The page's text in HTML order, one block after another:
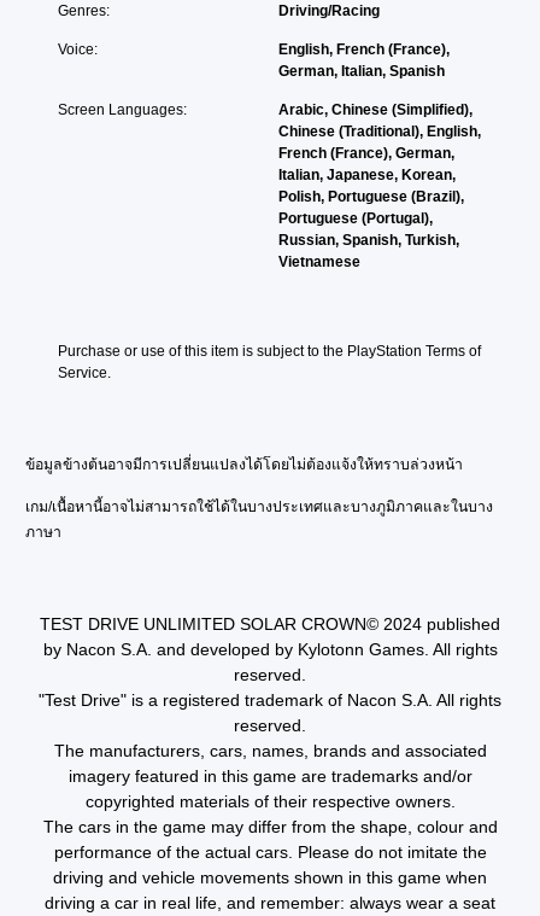
Genres: Driving/Racing
Voice:
English, French (France),
German, Italian, Spanish
Screen Languages:
Arabic, Chinese (Simplified),
Chinese (Traditional), English,
French (France), German,
Italian, Japanese, Korean,
Polish, Portuguese (Brazil),
Portuguese (Portugal),
Russian, Spanish, Turkish,
Vietnamese
Purchase or use of this item is subject to the PlayStation Terms of
Service.
ข้อมูลข้างต้นอาจมีการเปลี่ยนแปลงได้โดยไม่ต้องแจ้งให้ทราบล่วงหน้า
เกม/เนื้อหานี้อาจไม่สามารถใช้ได้ในบางประเทศและบางภูมิภาคและในบาง
ภาษา
TEST DRIVE UNLIMITED SOLAR CROWN© 2024 published
by Nacon S.A. and developed by Kylotonn Games. All rights
reserved.
"Test Drive" is a registered trademark of Nacon S.A. All rights
reserved.
The manufacturers, cars, names, brands and associated
imagery featured in this game are trademarks and/or
copyrighted materials of their respective owners.
The cars in the game may differ from the shape, colour and
performance of the actual cars. Please do not imitate the
driving and vehicle movements shown in this game when
driving a car in real life, and remember: always wear a seat